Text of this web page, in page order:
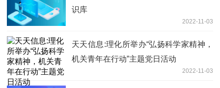
识库
2022-11-03
天天信息:理化所举办“弘扬科学家精神，
机关青年在行动”主题党日活动
2022-11-03